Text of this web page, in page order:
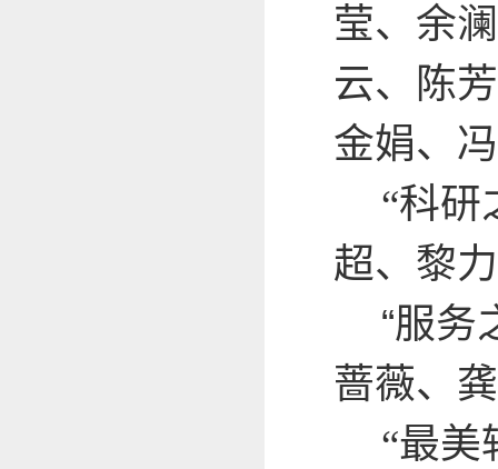
莹、余
云、陈
金娟、
“科研
超、黎
“服务
蔷薇、
“最美